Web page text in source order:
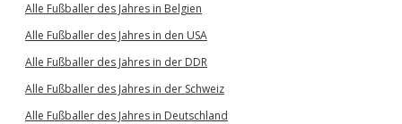
Alle Fußballer des Jahres in Belgien
Alle Fußballer des Jahres in den USA
Alle Fußballer des Jahres in der DDR
Alle Fußballer des Jahres in der Schweiz
Alle Fußballer des Jahres in Deutschland